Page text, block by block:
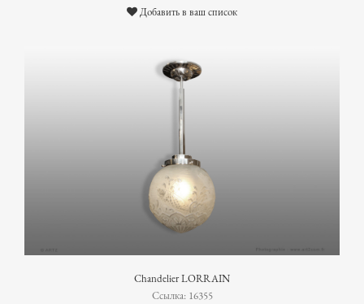
Добавить в ваш список
Chandelier LORRAIN
Ссылка: 16355